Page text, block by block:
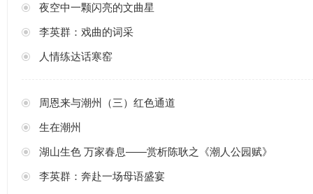
夜空中一颗闪亮的文曲星
李英群：戏曲的词采
人情练达话寒窑
周恩来与潮州（三）红色通道
生在潮州
湖山生色 万家春息——赏析陈耿之《潮人公园赋》
李英群：奔赴一场母语盛宴